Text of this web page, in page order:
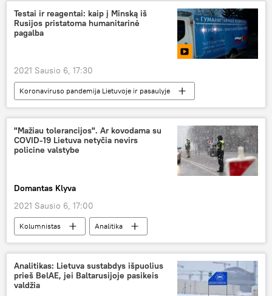
Lietuva
koronavirusas
COVID-19
ES
Testai ir reagentai: kaip į Minską iš
Rusijos pristatoma humanitarinė
pagalba
2021 Sausio 6, 17:30
Koronaviruso pandemija Lietuvoje ir pasaulyje
Multimedia
Baltarusija
Rusija
koronavirusas
humanitarinė pagalba
COVID-19
"Mažiau tolerancijos". Ar kovodama su
COVID-19 Lietuva netyčia nevirs
policine valstybe
Domantas Klyva
2021 Sausio 6, 17:00
Kolumnistas
Analitika
koronavirusas
karantinas
COVID-19
policija
Analitikas: Lietuva sustabdys išpuolius
prieš BelAE, jei Baltarusijoje pasikeis
valdžia